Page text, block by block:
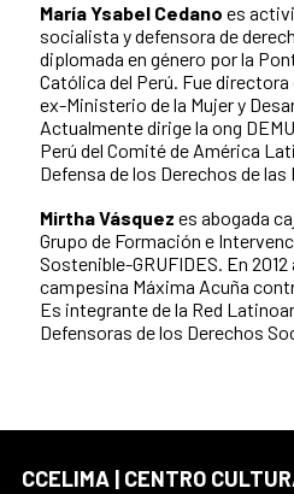
María Ysabel Cedano es
socialista y defensora de
diplomada en género por la
Católica del Perú. Fue directora
ex-Ministerio de la Mujer y
Actualmente dirige la ong
Perú del Comité de América
Defensa de los Derechos de las
Mirtha Vásquez es abogada
Grupo de Formación e
Sostenible-GRUFIDES. En
campesina Máxima Acuña
Es integrante de la Red
Defensoras de los Derechos
CCELIMA | CENTRO